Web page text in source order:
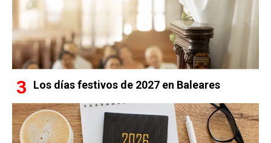
Los días festivos de 2027 en Baleares